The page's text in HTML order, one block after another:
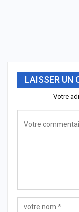
LAISSER UN
Votre